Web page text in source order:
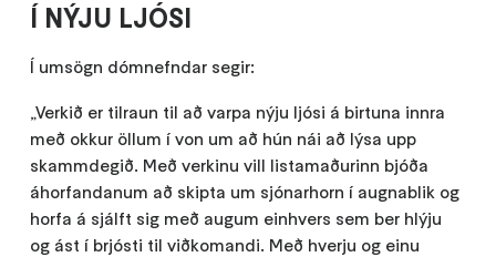
Í NÝJU LJÓSI
Í umsögn dómnefndar segir:
„Verkið er tilraun til að varpa nýju ljósi á birtuna innra
með okkur öllum í von um að hún nái að lýsa upp
skammdegið. Með verkinu vill listamaðurinn bjóða
áhorfandanum að skipta um sjónarhorn í augnablik og
horfa á sjálft sig með augum einhvers sem ber hlýju
og ást í brjósti til viðkomandi. Með hverju og einu